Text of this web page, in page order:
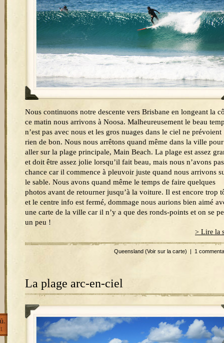
Nous continuons notre descente vers Brisbane en longeant la
ce matin nous arrivons à Noosa. Malheureusement le beau
n’est pas avec nous et les gros nuages dans le ciel ne prévoient
rien de bon. Nous nous arrêtons quand même dans la ville pour
aller sur la plage principale, Main Beach. La plage est assez
et doit être assez jolie lorsqu’il fait beau, mais nous n’avons
chance car il commence à pleuvoir juste quand nous arrivons
le sable. Nous avons quand même le temps de faire quelques
photos avant de retourner jusqu’à la voiture. Il est encore trop
et le centre info est fermé, dommage nous aurions bien aimé
une carte de la ville car il n’y a que des ronds-points et on se
un peu !
> Lire la
Queensland (Voir sur la carte) | 1
La plage arc-en-ciel